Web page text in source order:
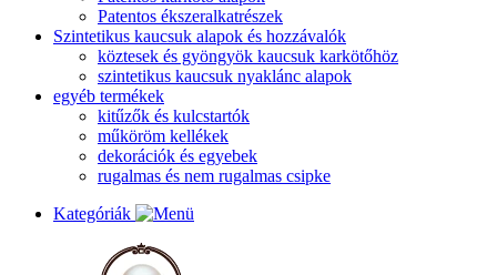
Patentos ékszeralkatrészek
Szintetikus kaucsuk alapok és hozzávalók
köztesek és gyöngyök kaucsuk karkötőhöz
szintetikus kaucsuk nyaklánc alapok
egyéb termékek
kitűzők és kulcstartók
műköröm kellékek
dekorációk és egyebek
rugalmas és nem rugalmas csipke
Kategóriák